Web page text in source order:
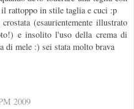
rattoppo in stile taglia e cuci :p
(esaurientemente illustrato
e insolito l'uso della crema di
di mele :) sei stata molto brava
2009